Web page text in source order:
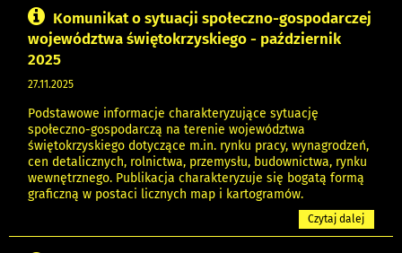
Komunikat o sytuacji społeczno-gospodarczej
województwa świętokrzyskiego - październik
2025
27.11.2025
Podstawowe informacje charakteryzujące sytuację
społeczno-gospodarczą na terenie województwa
świętokrzyskiego dotyczące m.in. rynku pracy, wynagrodzeń,
cen detalicznych, rolnictwa, przemysłu, budownictwa, rynku
wewnętrznego. Publikacja charakteryzuje się bogatą formą
graficzną w postaci licznych map i kartogramów.
Czytaj dalej